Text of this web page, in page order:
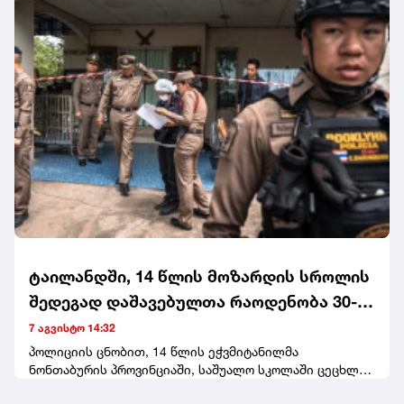
დააკავეს. იმნაძეს ბრალი ჯგუფურად ჯანმრთელობის
განზრახ მძიმე დაზიანების წაქეზების ფაქტზე,
ბერუაშვილს კი განსაკუთრებით მძიმე დანაშაულის
შეუტყობინებლობისთვის წაუყენეს.
ტაილანდში, 14 წლის მოზარდის სროლის
შედეგად დაშავებულთა რაოდენობა 30-
მდე გაიზარდა - მან ოჯახის წევრები და
სკოლის 5 მასწავლებელი მოკლა
7 აგვისტო 14:32
პოლიციის ცნობით, 14 წლის ეჭვმიტანილმა
ნონთაბურის პროვინციაში, საშუალო სკოლაში ცეცხლი